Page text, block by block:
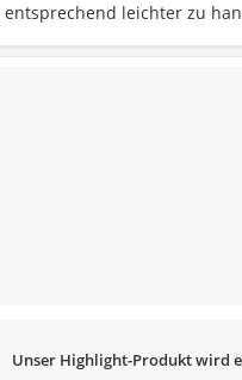
entsprechend leichter zu
Unser Highlight-Produkt wird